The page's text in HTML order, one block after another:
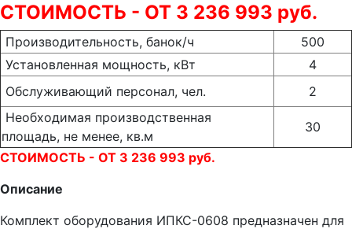
СТОИМОСТЬ - ОТ 3 236 993 руб.
Производительность, банок/ч
500
Установленная мощность, кВт
4
Обслуживающий персонал, чел.
2
Необходимая производственная
площадь, не менее, кв.м
30
СТОИМОСТЬ - ОТ 3 236 993 руб.
Описание
Комплект оборудования ИПКС-0608 предназначен для